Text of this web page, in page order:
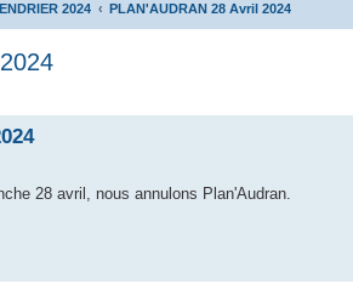
2024 PLAN'AUDRAN 28 Avril 2024
28 avril, nous annulons Plan'Audran.